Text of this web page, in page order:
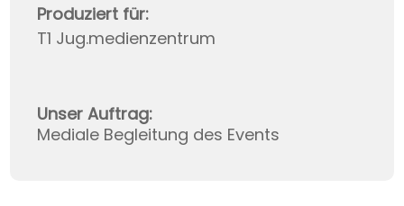
Produziert für:
T1 Jug.medienzentrum
Unser Auftrag:
Mediale Begleitung des Events